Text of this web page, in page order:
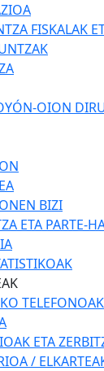
FISKALAK
OION
BIZI
ETA PARTE-
ETA
/